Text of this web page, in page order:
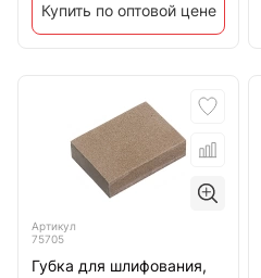
Купить по оптовой цене
Артикул
75705
Губка для шлифования,